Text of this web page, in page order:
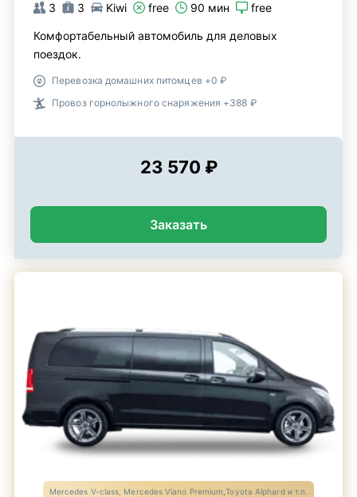
3 3 Kiwi free 90 мин free
Комфортабельный автомобиль для деловых
поездок.
Перевозка домашних питомцев +0 ₽
Провоз горнолыжного снаряжения +388 ₽
23 570 ₽
Заказать
Mercedes V-class, Mercedes Viano Premium,Toyota Alphard и т.п.